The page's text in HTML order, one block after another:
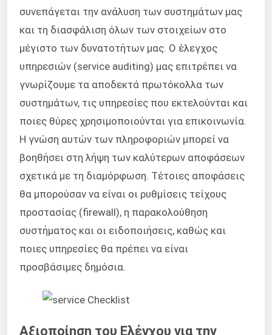
συνεπάγεται την ανάλυση των συστημάτων μας
και τη διασφάλιση όλων των στοιχείων στο
μέγιστο των δυνατοτήτων μας. Ο έλεγχος
υπηρεσιών (service auditing) μας επιτρέπει να
γνωρίζουμε τα αποδεκτά πρωτόκολλα των
συστημάτων, τις υπηρεσίες που εκτελούνται και
ποιες θύρες χρησιμοποιούνται για επικοινωνία.
Η γνώση αυτών των πληροφοριών μπορεί να
βοηθήσει στη λήψη των καλύτερων αποφάσεων
σχετικά με τη διαμόρφωση. Τέτοιες αποφάσεις
θα μπορούσαν να είναι οι ρυθμίσεις τείχους
προστασίας (firewall), η παρακολούθηση
συστήματος και οι ειδοποιήσεις, καθώς και
ποιες υπηρεσίες θα πρέπει να είναι
προσβάσιμες δημόσια.
Αξιοποίηση του Ελέγχου για την